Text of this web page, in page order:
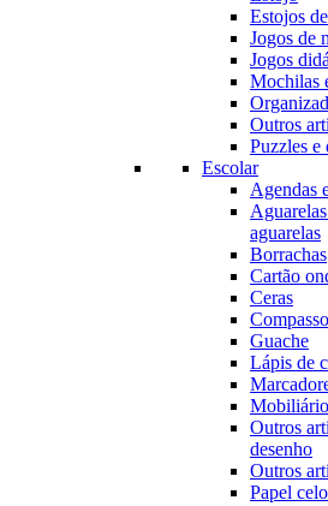
Estojos
Jogos de
Jogos
Mochilas
Outros
Puzzles e
Escolar
Agendas
aguarelas
Borrachas
Cartão
Ceras
Guache
Lápis de
Outros
desenho
Outros
Papel